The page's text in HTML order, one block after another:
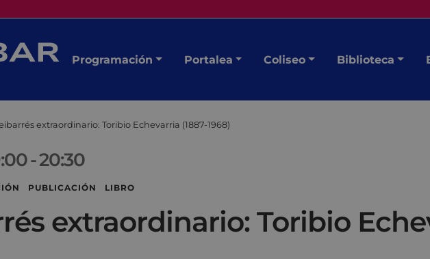
Programación Portalea Coliseo Biblioteca
extraordinario: Toribio Echevarria (1887-1968)
-20:30
PUBLICACIÓN LIBRO
extraordinario: Toribio